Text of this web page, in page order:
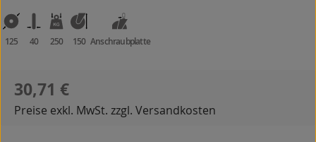
125 40 250 150 Anschraubplatte
Regulärer Preis:
30,71 €
Preise exkl. MwSt. zzgl. Versandkosten